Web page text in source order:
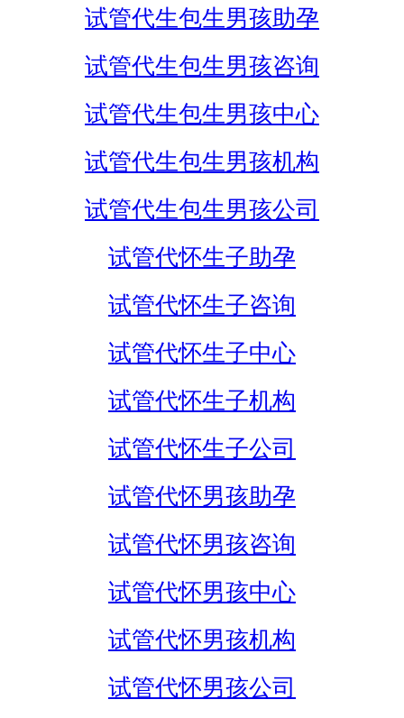
试管代生包生男孩助孕
试管代生包生男孩咨询
试管代生包生男孩中心
试管代生包生男孩机构
试管代生包生男孩公司
试管代怀生子助孕
试管代怀生子咨询
试管代怀生子中心
试管代怀生子机构
试管代怀生子公司
试管代怀男孩助孕
试管代怀男孩咨询
试管代怀男孩中心
试管代怀男孩机构
试管代怀男孩公司